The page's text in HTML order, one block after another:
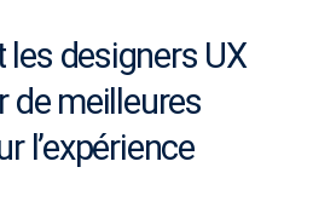
les designers UX
de meilleures
l’expérience